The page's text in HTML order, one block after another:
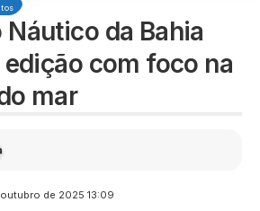
da Bahia
edição com foco na
mar
de 2025 13:09